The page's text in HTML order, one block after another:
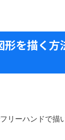
を描く方
リーハンドで描